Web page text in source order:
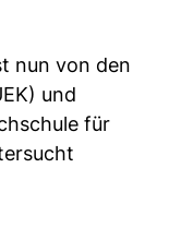
nun von den
und
für